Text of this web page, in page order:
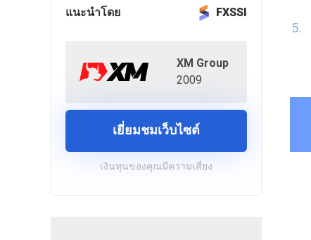
แนะนำโดย FXSSI
XM Group
2009
เยี่ยมชมเว็บไซต์
เงินทุนของคุณมีความเสี่ยง